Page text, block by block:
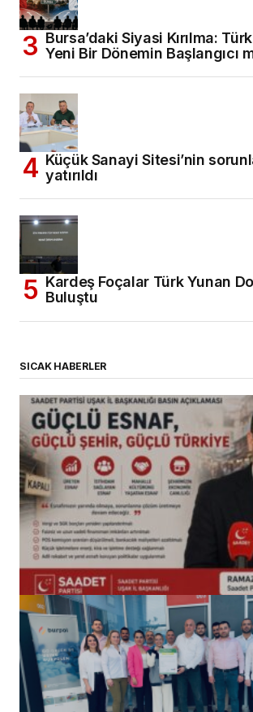
Bursa’daki Siyasi Kırılma:
Yeni Bir Dönemin Başlangıcı
Küçük Sanayi Sitesi’nin
yatırıldı
Kardeş Foçalar Türk Yunan
Buluştu
SICAK HABERLER
(başlıksız)
Alaattin Karahan tarafından 14/07/2026